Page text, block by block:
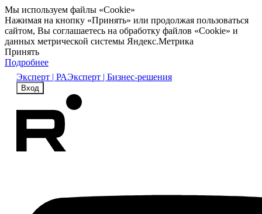
Мы используем файлы «Cookie»
Нажимая на кнопку «Принять» или продолжая пользоваться
сайтом, Вы соглашаетесь на обработку файлов «Cookie» и
данных метрической системы Яндекс.Метрика
Принять
Подробнее
Эксперт | РАЭксперт | Бизнес-решения
Вход